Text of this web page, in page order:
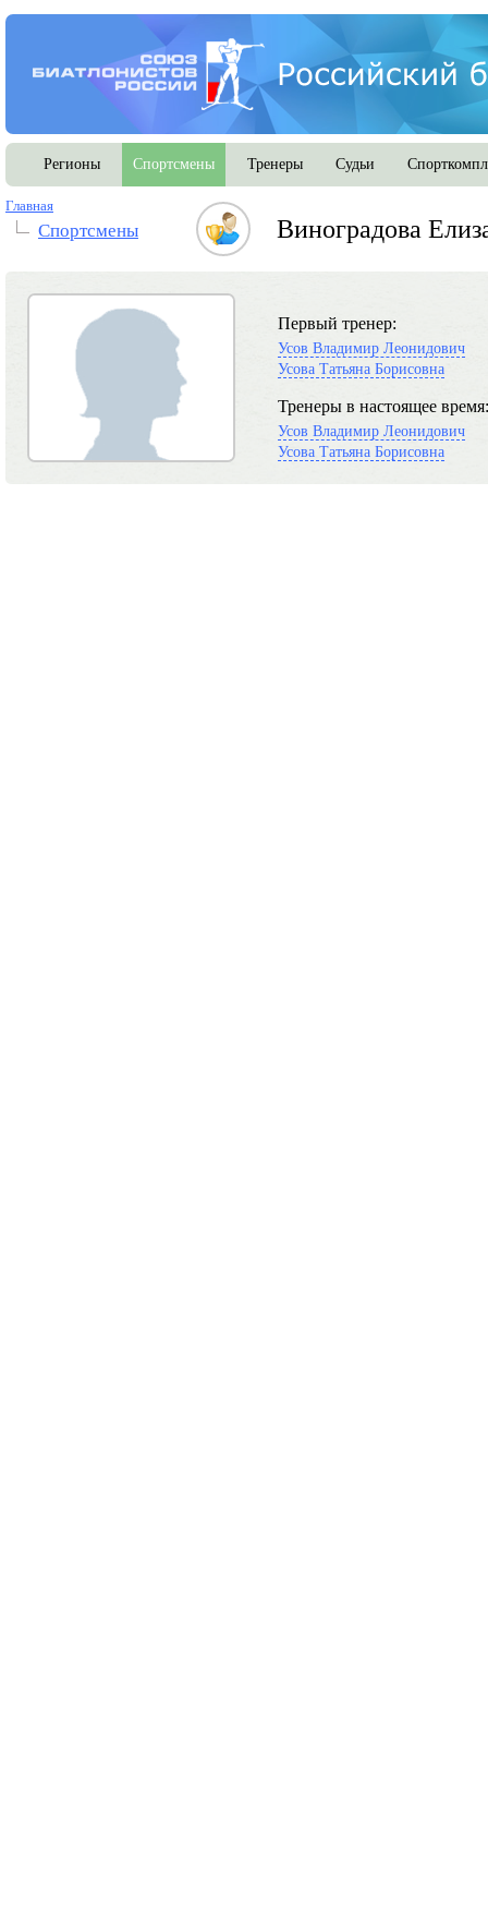
Регионы Спортсмены Тренеры Судьи
Главная
Спортсмены Виноградова
Первый тренер:
Усов Владимир Леонидович
Усова Татьяна Борисовна
Тренеры в настоящее время:
Усов Владимир Леонидович
Усова Татьяна Борисовна